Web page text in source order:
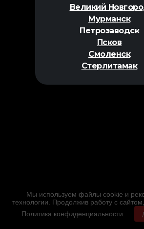
Великий
Мурманск
Петрозаводск
Псков
Смоленск
Стерлитамак
Мы используем файлы cookie и
технологии. Продолжив работу с
Политика конфиденциальности